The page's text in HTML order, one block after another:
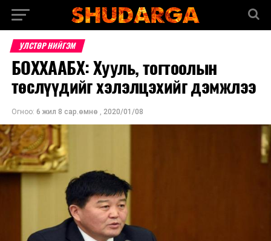
УЛСТӨР НИЙГЭМ
БОХХААБХ: Хууль, тогтоолын
төслүүдийг хэлэлцэхийг дэмжлээ
Огноо: 6 жил 8 сар.өмнө , 2020/01/08